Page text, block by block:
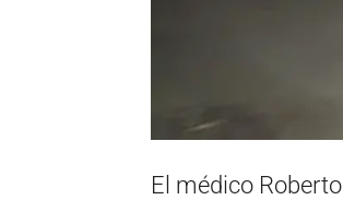
El médico